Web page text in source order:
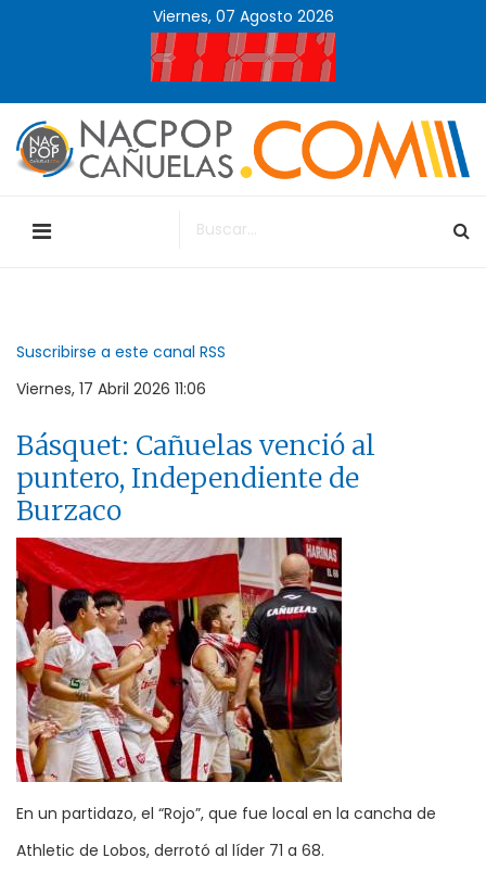
Viernes, 07 Agosto 2026
Suscribirse a este canal RSS
Viernes, 17 Abril 2026 11:06
Básquet: Cañuelas venció al
puntero, Independiente de
Burzaco
En un partidazo, el “Rojo”, que fue local en la cancha de
Athletic de Lobos, derrotó al líder 71 a 68.